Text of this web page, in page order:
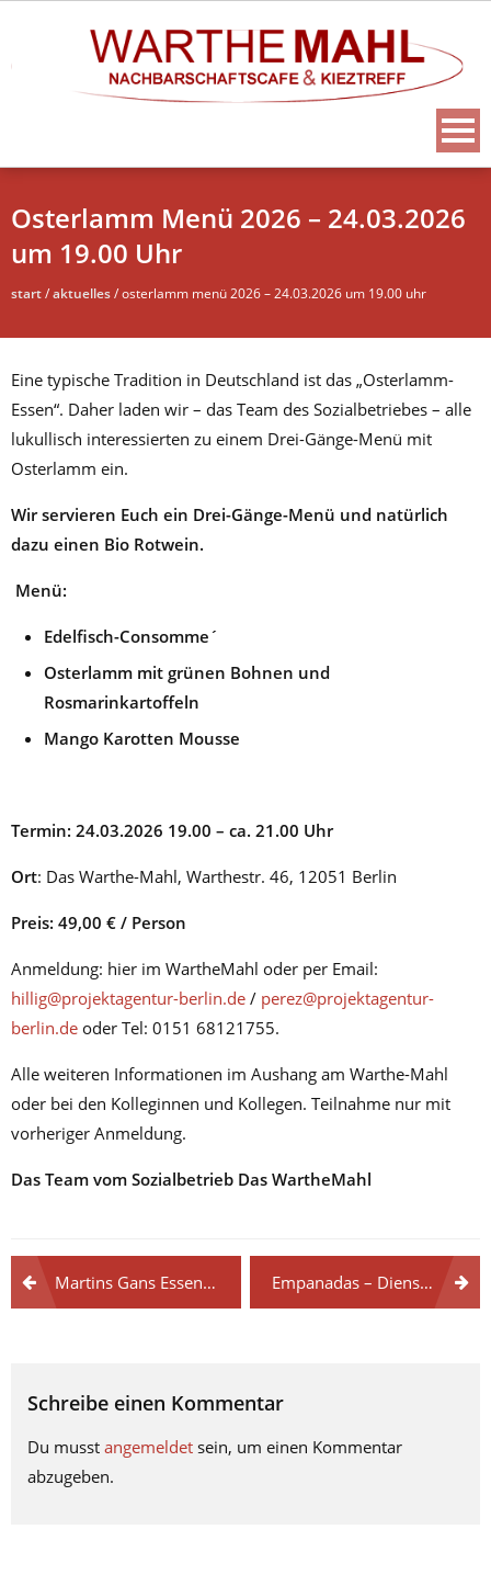
Osterlamm Menü 2026 – 24.03.2026
um 19.00 Uhr
start/aktuelles/osterlamm menü 2026 – 24.03.2026 um 19.00 uhr
Eine typische Tradition in Deutschland ist das „Osterlamm-
Essen“. Daher laden wir – das Team des Sozialbetriebes – alle
lukullisch interessierten zu einem Drei-Gänge-Menü mit
Osterlamm ein.
Wir servieren Euch ein Drei-Gänge-Menü und natürlich
dazu einen Bio Rotwein.
Menü:
Edelfisch-Consomme´
Osterlamm mit grünen Bohnen und
Rosmarinkartoffeln
Mango Karotten Mousse
Termin: 24.03.2026 19.00 – ca. 21.00 Uhr
Ort: Das Warthe-Mahl, Warthestr. 46, 12051 Berlin
Preis: 49,00 € / Person
Anmeldung: hier im WartheMahl oder per Email:
hillig@projektagentur-berlin.de / perez@projektagentur-
berlin.de oder Tel: 0151 68121755.
Alle weiteren Informationen im Aushang am Warthe-Mahl
oder bei den Kolleginnen und Kollegen. Teilnahme nur mit
vorheriger Anmeldung.
Das Team vom Sozialbetrieb Das WartheMahl
Martins Gans Essen – 11.11.2025 um 19.00 Uhr Empanadas – Dienstag 10.03.2026
Schreibe einen Kommentar
Du musst angemeldet sein, um einen Kommentar
abzugeben.